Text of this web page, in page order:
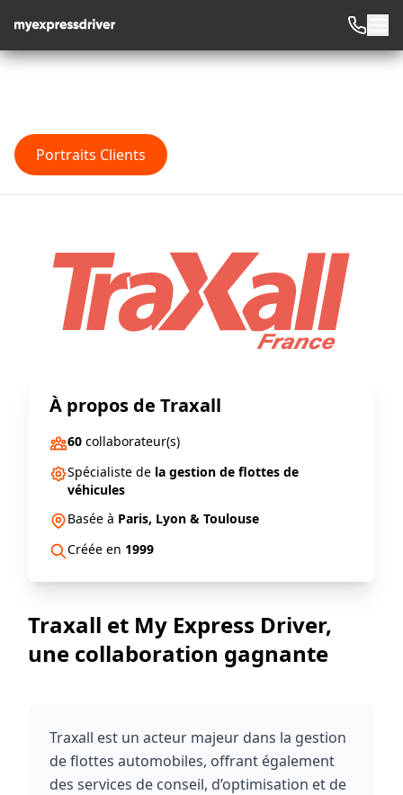
Portraits Clients
À propos de Traxall
60 collaborateur(s)
Spécialiste de la gestion de flottes de
véhicules
Basée à Paris, Lyon & Toulouse
Créée en 1999
Traxall et My Express Driver,
une collaboration gagnante
Traxall est un acteur majeur dans la gestion
de flottes automobiles, offrant également
des services de conseil, d’optimisation et de